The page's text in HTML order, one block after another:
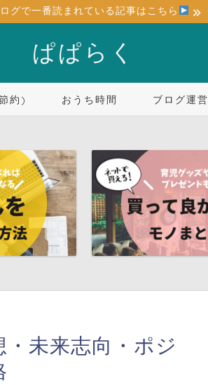
グで一番読まれている記事はこちら
ぱぱらく
約) おうち時間 ブログ運営
未来志向・ポジ